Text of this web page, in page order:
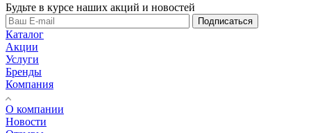
Будьте в курсе наших акций и новостей
Подписаться
Каталог
Акции
Услуги
Бренды
Компания
О компании
Новости